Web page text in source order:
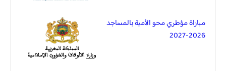
مباراة مؤطري محو الأمية بالمساجد
2026-2027